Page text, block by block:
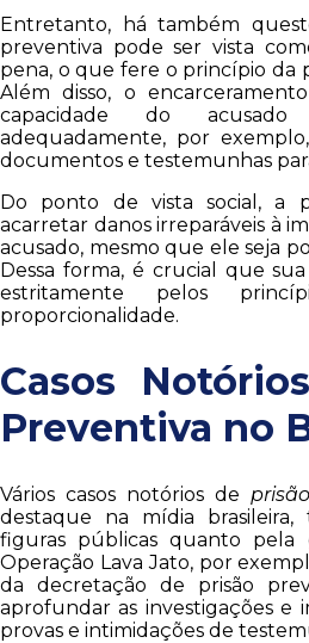
Entretanto, há também
preventiva pode ser vista
pena, o que fere o princípio da
Além disso, o
capacidade do
adequadamente, por
documentos e testemunhas
Do ponto de vista social, a
acarretar danos irreparáveis à
acusado, mesmo que ele seja
Dessa forma, é crucial que
estritamente pelos
proporcionalidade.
Casos
Preventiva no
Vários casos notórios de
destaque na mídia
figuras públicas quanto pela
Operação Lava Jato, por
da decretação de prisão
aprofundar as investigações e
provas e intimidações de